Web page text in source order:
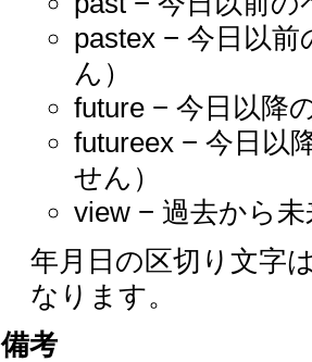
pastex − 今日以
ん）
future − 今日以降
futureex − 今日以
せん）
view − 過去から
年月日の区切り文字
なります。
備考